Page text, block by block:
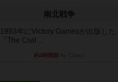
南北戦争
1983年にVictory Gamesが出版した
『The Civil ...
約4時間前